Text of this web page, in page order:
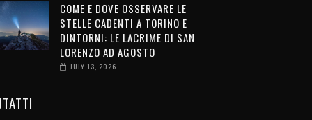
COME E DOVE OSSERVARE LE
STELLE CADENTI A TORINO E
DINTORNI: LE LACRIME DI SAN
LORENZO AD AGOSTO
JULY 13, 2026